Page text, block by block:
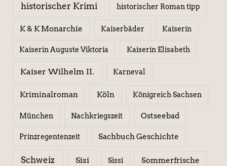
historischer Krimi historischer Roman tipp
K & K Monarchie Kaiserbäder Kaiserin
Kaiserin Auguste Viktoria Kaiserin Elisabeth
Kaiser Wilhelm II. Karneval
Kriminalroman Köln Königreich Sachsen
München Nachkriegszeit Ostseebad
Prinzregentenzeit Sachbuch Geschichte
Schweiz Sisi Sissi Sommerfrische